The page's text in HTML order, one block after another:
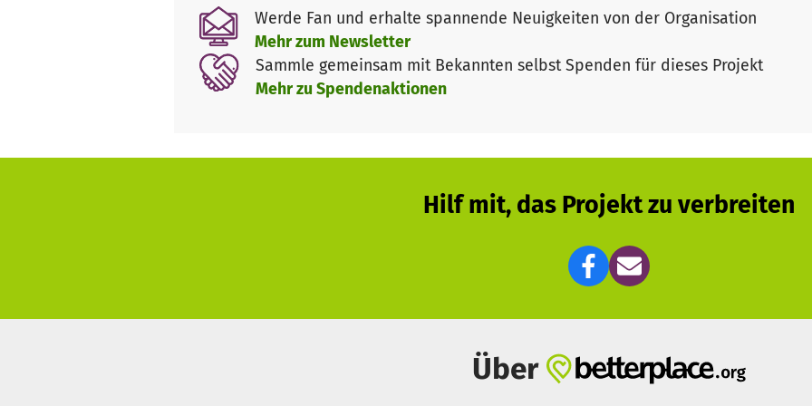
United We Stream unterstützt die kulturelle Arbeit von LiveMusikspielstätten, wie
fließen in eine Spendensammlung für soziale Härtefälle, mit dem unter der
Clubs unterstützt werden können. Jeder Club kann dazu einen Antrag auf kulturelle
zu kulturellen Projekten wurde ein Kriterienkatalog entwickelt und eine unabhängige
Dadurch setzen wir ein zusätzliches solidarisches Zeichen: Es geht nicht nur um uns
weiteren Akteur*innen aus der Clubszene und dem gemeinnützigen Verein BERLIN
Werde Fan und erhalte spannende Neuigkeiten von der Organisation
Mehr zum Newsletter
Sammle gemeinsam mit Bekannten selbst Spenden für dieses Projekt
Mehr zu Spendenaktionen
Hilf mit, das Projekt zu verbreiten
Über